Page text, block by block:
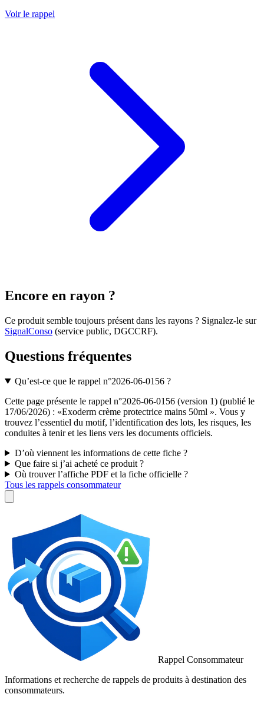
Voir le rappel
Encore en rayon ?
Ce produit semble toujours présent dans les rayons ? Signalez-le sur
SignalConso (service public, DGCCRF).
Questions fréquentes
Qu’est-ce que le rappel n°2026-06-0156 ?
Cette page présente le rappel n°2026-06-0156 (version 1) (publié le
17/06/2026) : «Exoderm crème protectrice mains 50ml ». Vous y
trouvez l’essentiel du motif, l’identification des lots, les risques, les
conduites à tenir et les liens vers les documents officiels.
D’où viennent les informations de cette fiche ?
Que faire si j’ai acheté ce produit ?
Où trouver l’affiche PDF et la fiche officielle ?
Tous les rappels consommateur
Rappel Consommateur
Informations et recherche de rappels de produits à destination des
consommateurs.